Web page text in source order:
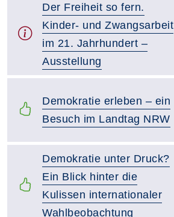
Der Freiheit so fern.
Kinder- und Zwangsarbeit
im 21. Jahrhundert –
Ausstellung
Demokratie erleben – ein
Besuch im Landtag NRW
Demokratie unter Druck?
Ein Blick hinter die
Kulissen internationaler
Wahlbeobachtung